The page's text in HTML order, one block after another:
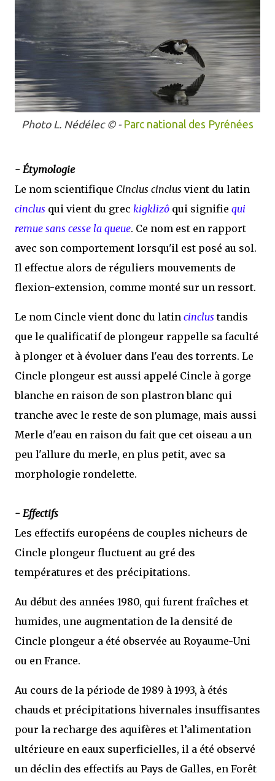
Photo L. Nédélec© - Parc national des Pyrénées
- Étymologie
Le nom scientifique Cinclus cinclus vient du latin
cinclus qui vient du grec kigklizô qui signifie qui
remue sans cesse la queue. Ce nom est en rapport
avec son comportement lorsqu'il est posé au sol.
Il effectue alors de réguliers mouvements de
flexion-extension, comme monté sur un ressort.
Le nom Cincle vient donc du latin cinclustandis
que le qualificatif de plongeur rappelle sa faculté
à plonger et à évoluer dans l'eau des torrents. Le
Cincle plongeur est aussi appelé Cincle à gorge
blanche en raison de son plastron blanc qui
tranche avec le reste de son plumage, mais aussi
Merle d'eau en raison du fait que cet oiseau a un
peu l'allure du merle, en plus petit, avec sa
morphologie rondelette.
- Effectifs
Les effectifs européens de couples nicheurs de
Cincle plongeur fluctuent au gré des
températures et des précipitations.
Au début des années 1980, qui furent fraîches et
humides, une augmentation de la densité de
Cincle plongeur a été observée au Royaume-Uni
ou en France.
Au cours de la période de 1989 à 1993, à étés
chauds et précipitations hivernales insuffisantes
pour la recharge des aquifères et l’alimentation
ultérieure en eaux superficielles, il a été observé
un déclin des effectifs au Pays de Galles, en Forêt